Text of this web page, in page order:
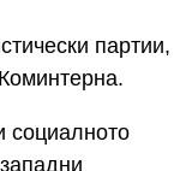
партии,
социалното